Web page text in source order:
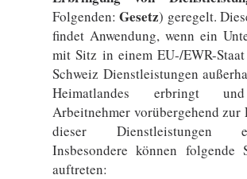
Folgenden:Gesetz) geregelt.
findet Anwendung, wenn ein
mit Sitz in einem EU-/EWR-
Schweiz Dienstleistungen
Heimatlandes erbringt
Arbeitnehmer vorübergehend
dieser Dienstleistungen
Insbesondere können folgende
auftreten: